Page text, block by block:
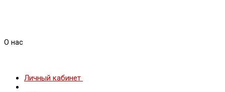
О нас
Личный кабинет